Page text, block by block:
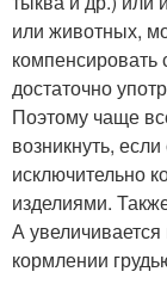
или животных,
компенсировать
достаточно
Поэтому чаще
возникнуть,
исключительно
изделиями.
А
кормлении